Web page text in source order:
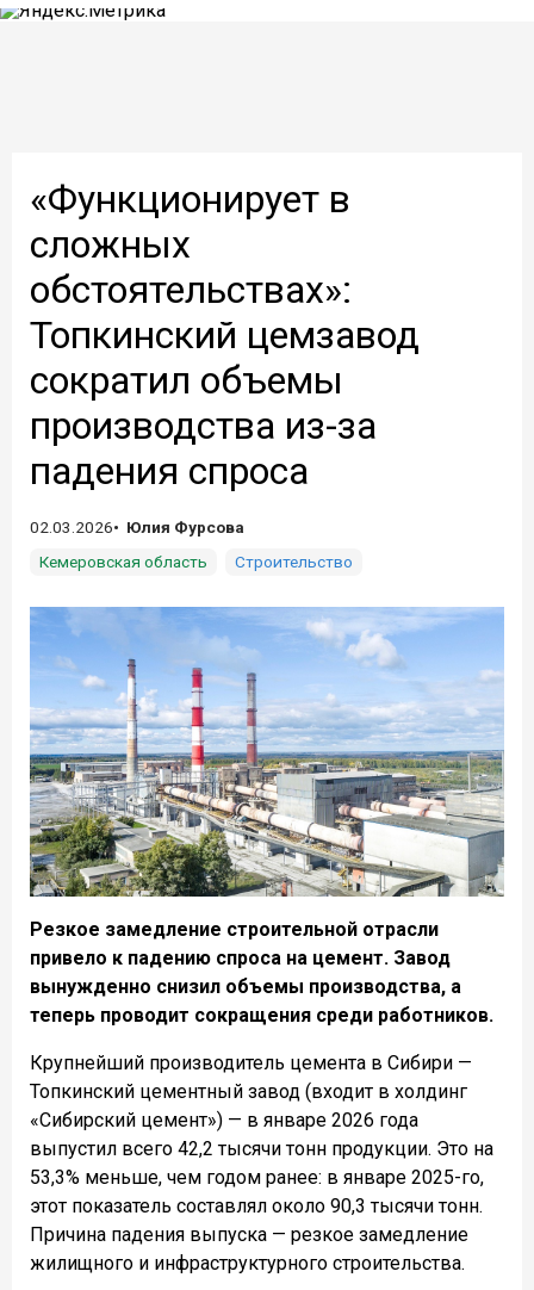
«Функционирует в
сложных
обстоятельствах»:
Топкинский цемзавод
сократил объемы
производства из-за
падения спроса
02.03.2026
Юлия Фурсова
Кемеровская область
Строительство
Резкое замедление строительной отрасли
привело к падению спроса на цемент. Завод
вынужденно снизил объемы производства, а
теперь проводит сокращения среди работников.
Крупнейший производитель цемента в Сибири —
Топкинский цементный завод (входит в холдинг
«Сибирский цемент») — в январе 2026 года
выпустил всего 42,2 тысячи тонн продукции. Это на
53,3% меньше, чем годом ранее: в январе 2025-го,
этот показатель составлял около 90,3 тысячи тонн.
Причина падения выпуска — резкое замедление
жилищного и инфраструктурного строительства.